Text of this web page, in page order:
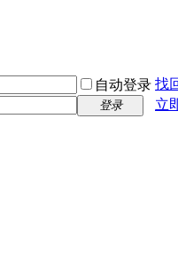
自动登录 找
登录 立